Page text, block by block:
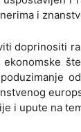
i
doprinositi
i upute na